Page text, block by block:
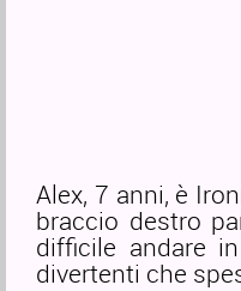
Alex, 7 anni, è
braccio destro
difficile andare
divertenti che